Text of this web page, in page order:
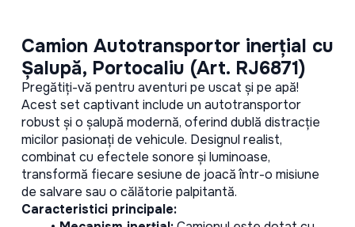
Camion Autotransportor inerțial cu
Șalupă, Portocaliu (Art. RJ6871)
Pregătiți-vă pentru aventuri pe uscat și pe apă!
Acest set captivant include un autotransportor
robust și o șalupă modernă, oferind dublă distracție
micilor pasionați de vehicule. Designul realist,
combinat cu efectele sonore și luminoase,
transformă fiecare sesiune de joacă într-o misiune
de salvare sau o călătorie palpitantă.
Caracteristici principale: